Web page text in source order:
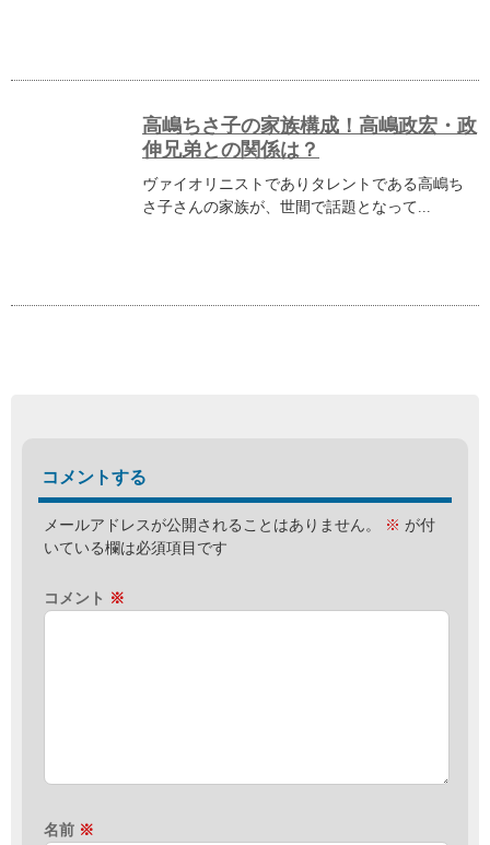
高嶋ちさ子の家族構成！高嶋政宏・政
伸兄弟との関係は？
ヴァイオリニストでありタレントである高嶋ち
さ子さんの家族が、世間で話題となって...
コメントする
メールアドレスが公開されることはありません。 ※ が付
いている欄は必須項目です
コメント ※
名前 ※